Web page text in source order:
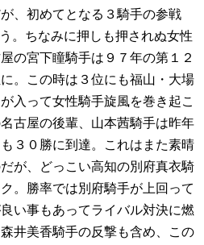
、初めてとなる３騎手の参戦
。ちなみに押しも押されぬ女性
の宮下瞳騎手は９７年の第１２
。この時は３位にも福山・大場
入って女性騎手旋風を巻き起こ
古屋の後輩、山本茜騎手は昨年
３０勝に到達。これはまた素晴
が、どっこい高知の別府真衣騎
。勝率では別府騎手が上回って
い事もあってライバル対決に燃
井美香騎手の反撃も含め、この